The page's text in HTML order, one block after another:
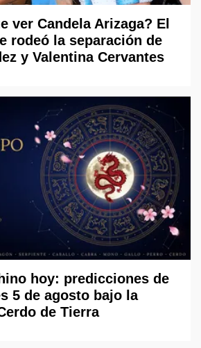
ver Candela Arizaga? El
rodeó la separación de
y Valentina Cervantes
hoy: predicciones de
5 de agosto bajo la
de Tierra